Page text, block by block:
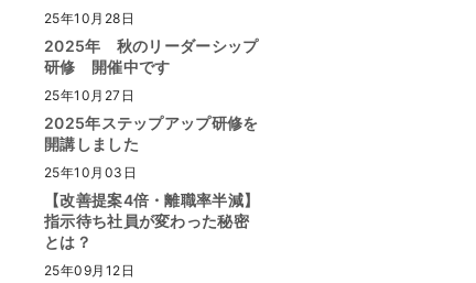
25年10月28日
2025年 秋のリーダーシップ
研修 開催中です
25年10月27日
2025年ステップアップ研修を
開講しました
25年10月03日
【改善提案4倍・離職率半減】
指示待ち社員が変わった秘密
とは？
25年09月12日